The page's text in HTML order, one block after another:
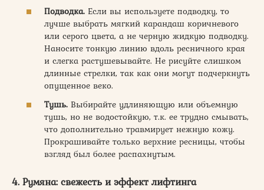
Подводка. Если вы используете подводку, то
лучше выбрать мягкий карандаш коричневого
или серого цвета, а не черную жидкую подводку.
Наносите тонкую линию вдоль ресничного края
и слегка растушевывайте. Не рисуйте слишком
длинные стрелки, так как они могут подчеркнуть
опущенное веко.
Тушь. Выбирайте удлиняющую или объемную
тушь, но не водостойкую, т.к. ее трудно смывать,
что дополнительно травмирует нежную кожу.
Прокрашивайте только верхние ресницы, чтобы
взгляд был более распахнутым.
4. Румяна: свежесть и эффект лифтинга